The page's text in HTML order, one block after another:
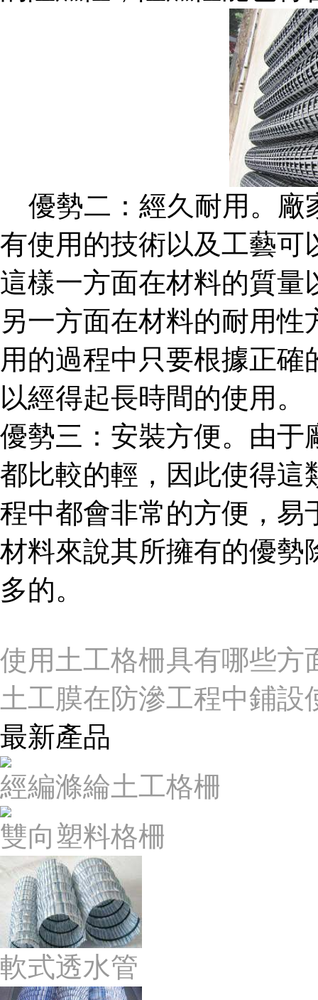
優勢二：經久耐用。廠
有使用的技術以及工藝可
這樣一方面在材料的質量
另一方面在材料的耐用
用的過程中只要根據正
以經得起長時間的使用。
優勢三：安裝方便。由于
都比較的輕，因此使得這
程中都會非常的方便，易
材料來說其所擁有的優勢
多的。
使用土工格柵具有哪些方
土工膜在防滲工程中鋪設
最新產品
經編滌綸土工格柵
雙向塑料格柵
軟式透水管